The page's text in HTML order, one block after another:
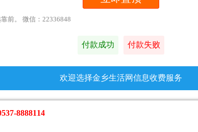
前。 微信：22336848
付款成功 付款失败
欢迎选择金乡生活网信息收费服务
8888114